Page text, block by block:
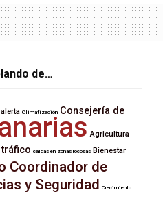
de…
alerta Climatización Consejería de
Agricultura
caídas en zonas rocosas Bienestar
Coordinador de
y Seguridad
Crecimiento